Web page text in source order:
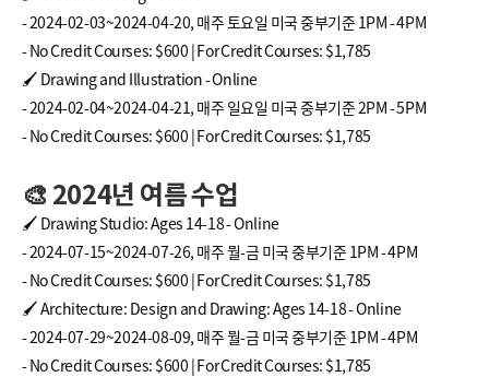
- 2024-02-03~2024-04-20, 매주 토요일 미국 중부기준 1PM - 4PM
- No Credit Courses: $600 | For Credit Courses: $1,785
🖌️ Drawing and Illustration - Online
- 2024-02-04~2024-04-21, 매주 일요일 미국 중부기준 2PM - 5PM
- No Credit Courses: $600 | For Credit Courses: $1,785
🎨 2024년 여름 수업
🖌️ Drawing Studio: Ages 14-18 - Online
- 2024-07-15~2024-07-26, 매주 뭘-금 미국 중부기준 1PM - 4PM
- No Credit Courses: $600 | For Credit Courses: $1,785
🖌️ Architecture: Design and Drawing: Ages 14-18 - Online
- 2024-07-29~2024-08-09, 매주 뭘-금 미국 중부기준 1PM - 4PM
- No Credit Courses: $600 | For Credit Courses: $1,785